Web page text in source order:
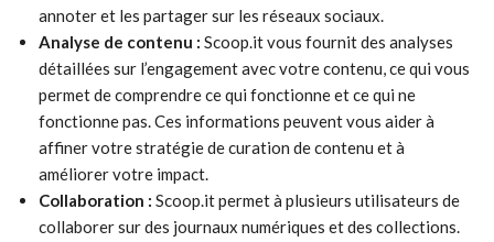
annoter et les partager sur les réseaux sociaux.
Analyse de contenu : Scoop.it vous fournit des analyses
détaillées sur l’engagement avec votre contenu, ce qui vous
permet de comprendre ce qui fonctionne et ce qui ne
fonctionne pas. Ces informations peuvent vous aider à
affiner votre stratégie de curation de contenu et à
améliorer votre impact.
Collaboration : Scoop.it permet à plusieurs utilisateurs de
collaborer sur des journaux numériques et des collections.